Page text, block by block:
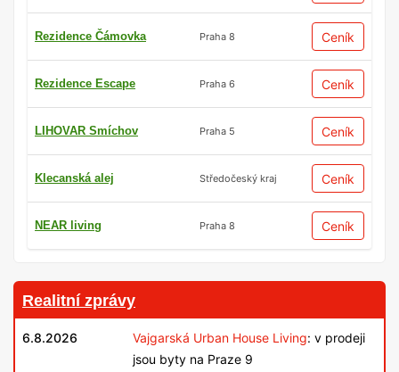
Rezidence Čámovka Praha 8 Ceník
Rezidence Escape Praha 6 Ceník
LIHOVAR Smíchov Praha 5 Ceník
Klecanská alej Středočeský kraj Ceník
NEAR living Praha 8 Ceník
Realitní zprávy
6.8.2026 Vajgarská Urban House Living: v prodeji
jsou byty na Praze 9